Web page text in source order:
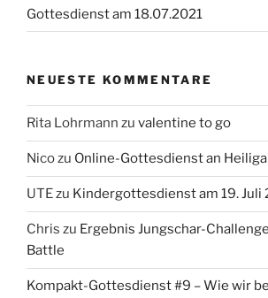
Gottesdienst am 18.07.2021
NEUESTE KOMMENTARE
Rita Lohrmann zu valentine to go
Nicozu Online-Gottesdienst an
UTEzu Kindergottesdienst am 19. Juli
Chris zu Ergebnis Jungschar-
Battle
Kompakt-Gottesdienst #9 – Wie wir